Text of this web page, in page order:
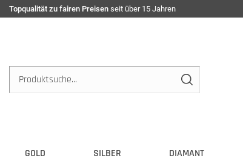
Topqualität zu fairen Preisen seit über 15 Jahren
GOLD SILBER DIAMANT